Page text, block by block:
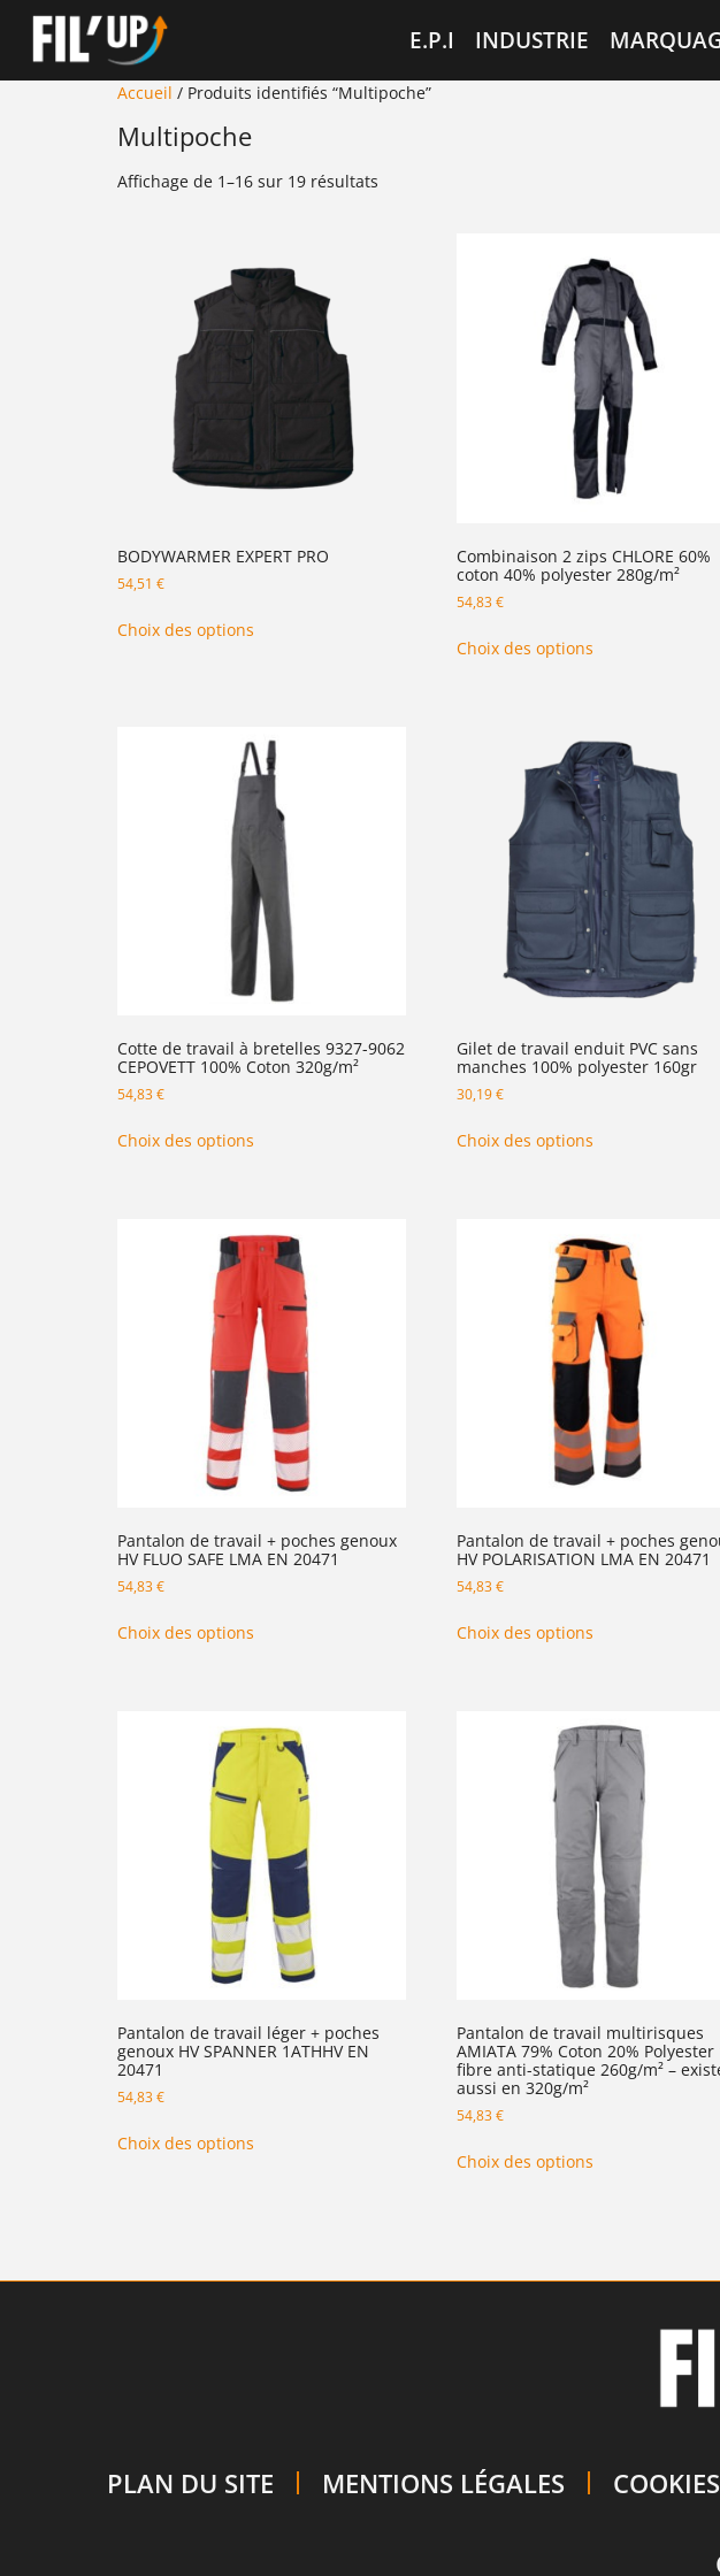
E.P.I INDUSTRIE
Accueil / Produits identifiés “Multipoche”
Multipoche
Affichage de 1–16 sur 19 résultats
BODYWARMER EXPERT PRO
54,51 €
Choix des options
Combinaison 2 zips CHLORE 60%
coton 40% polyester 280g/m²
54,83€
Choix des options
Cotte de travail à bretelles 9327-9062
CEPOVETT 100% Coton 320g/m²
54,83€
Choix des options
Gilet de travail enduit PVC sans
manches 100% polyester 160gr
30,19€
Choix des options
Pantalon de travail + poches genoux
HV FLUO SAFE LMA EN 20471
54,83€
Choix des options
Pantalon de travail + poches
HV POLARISATION LMA EN 20471
54,83€
Choix des options
Pantalon de travail léger + poches
genoux HV SPANNER 1ATHHV EN
20471
54,83€
Choix des options
Pantalon de travail multirisques
AMIATA 79% Coton 20% Polyester
fibre anti-statique 260g/m² –
aussi en 320g/m²
54,83€
Choix des options
PLAN DU SITE MENTIONS LÉGALES COOKIES
Cookies management panel